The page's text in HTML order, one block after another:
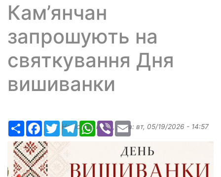
Кам’янчан
запрошують на
святкування Дня
вишиванки
РесурсFacebook
TwitterTelegramWhatsApp
ViberEmail
Надіслав: ilona , дата: вт, 05/19/2026 - 14:57